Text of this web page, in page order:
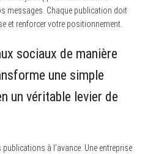
messages. Chaque publication doit
et renforcer votre positionnement.
sociaux de manière
une simple
un véritable levier de
à l’avance. Une entreprise